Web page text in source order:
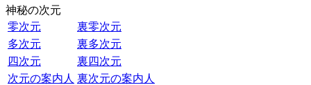
神秘の次元
零次元
裏零次元
多次元
裏多次元
四次元
裏四次元
次元の案内人 裏次元の案内人